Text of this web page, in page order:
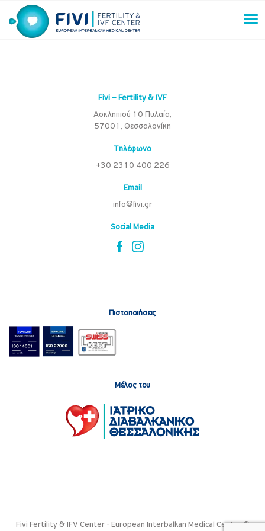
to
content
Fivi – Fertility & IVF
Ασκληπιού 10 Πυλαία,
57001, Θεσσαλονίκη
Τηλέφωνο
+30 2310 400 226
Email
info@fivi.gr
Social Media
Πιστοποιήσεις
Μέλος του
Fivi Fertility & IFV Center - European Interbalkan Medical Center ©